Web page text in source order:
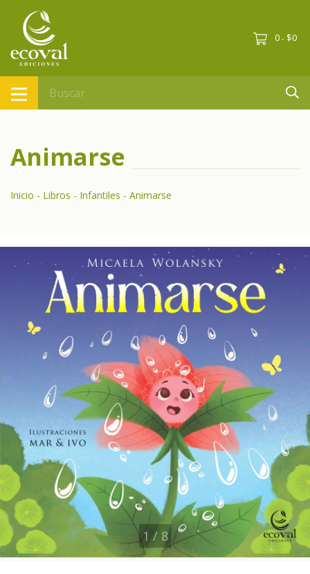
0 - $0
Animarse
Inicio - Libros - Infantiles - Animarse
1 / 8